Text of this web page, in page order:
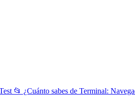
📂 ¿Cuánto sabes de Terminal: